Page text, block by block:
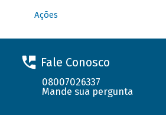
Ações
Fale Conosco
08007026337
Mande sua pergunta